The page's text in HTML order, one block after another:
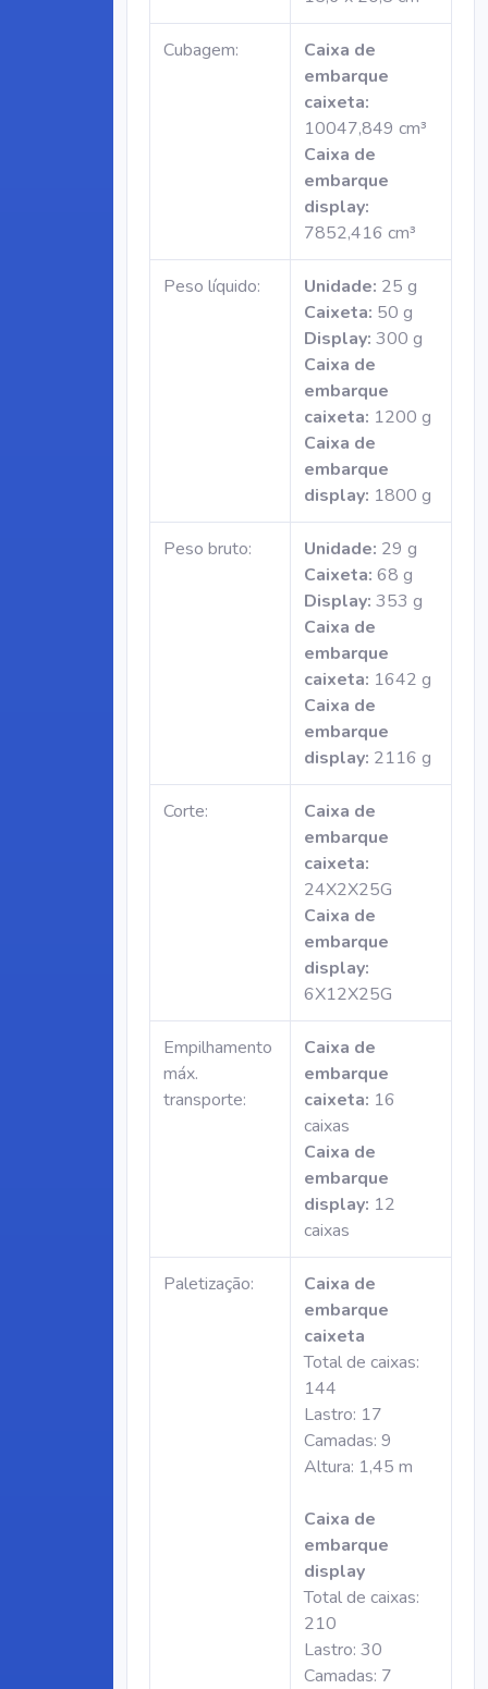
Cubagem:
Caixa de
embarque
caixeta:
10047,849 cm³
Caixa de
embarque
display:
7852,416 cm³
Peso líquido: Unidade: 25 g
Caixeta: 50 g
Display: 300 g
Caixa de
embarque
caixeta: 1200 g
Caixa de
embarque
display: 1800 g
Peso bruto: Unidade: 29 g
Caixeta: 68 g
Display: 353 g
Caixa de
embarque
caixeta: 1642 g
Caixa de
embarque
display: 2116 g
Corte:
Caixa de
embarque
caixeta:
24X2X25G
Caixa de
embarque
display:
6X12X25G
Empilhamento
máx.
transporte:
Caixa de
embarque
caixeta: 16
caixas
Caixa de
embarque
display: 12
caixas
Paletização:
Caixa de
embarque
caixeta
Total de caixas:
144
Lastro: 17
Camadas: 9
Altura: 1,45 m
Caixa de
embarque
display
Total de caixas:
210
Lastro: 30
Camadas: 7